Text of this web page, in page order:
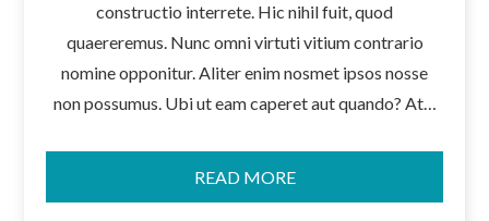
constructio interrete. Hic nihil fuit, quod
quaereremus. Nunc omni virtuti vitium contrario
nomine opponitur. Aliter enim nosmet ipsos nosse
non possumus. Ubi ut eam caperet aut quando? At…
READ MORE